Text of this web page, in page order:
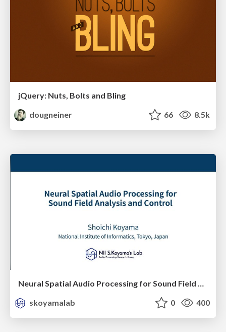
jQuery: Nuts, Bolts and Bling
dougneiner
66 8.5k
Neural Spatial Audio Processing for Sound Field Analysis and Control
skoyamalab
0 400